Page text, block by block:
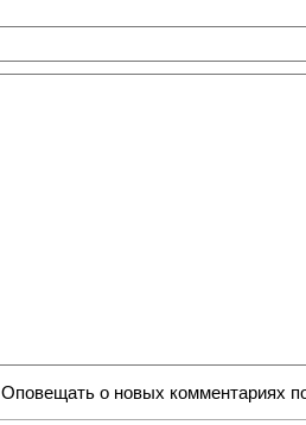
Оповещать о новых комментариях